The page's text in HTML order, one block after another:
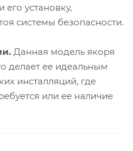
его установку,
системы безопасности.
Данная модель якоря
делает ее идеальным
инсталляций, где
или ее наличие